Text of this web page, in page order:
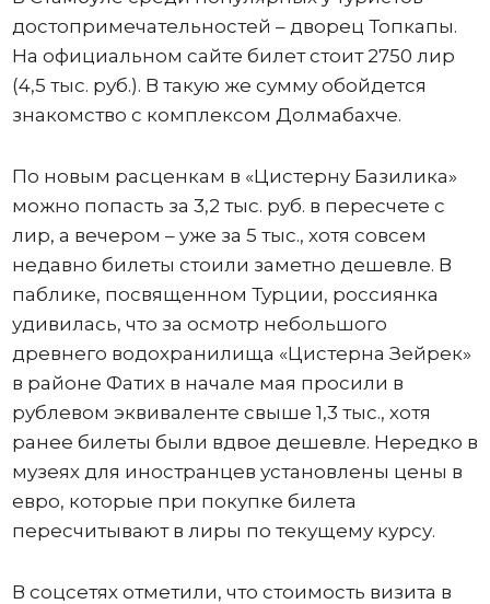
достопримечательностей – дворец Топкапы.
На официальном сайте билет стоит 2750 лир
(4,5 тыс. руб.). В такую же сумму обойдется
знакомство с комплексом Долмабахче.
По новым расценкам в «Цистерну Базилика»
можно попасть за 3,2 тыс. руб. в пересчете с
лир, а вечером – уже за 5 тыс., хотя совсем
недавно билеты стоили заметно дешевле. В
паблике, посвященном Турции, россиянка
удивилась, что за осмотр небольшого
древнего водохранилища «Цистерна Зейрек»
в районе Фатих в начале мая просили в
рублевом эквиваленте свыше 1,3 тыс., хотя
ранее билеты были вдвое дешевле. Нередко в
музеях для иностранцев установлены цены в
евро, которые при покупке билета
пересчитывают в лиры по текущему курсу.
В соцсетях отметили, что стоимость визита в